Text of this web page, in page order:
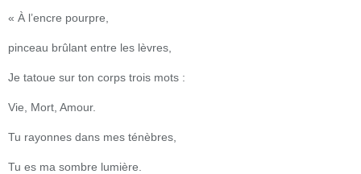
« À l’encre pourpre,
pinceau brûlant entre les lèvres,
Je tatoue sur ton corps trois mots :
Vie, Mort, Amour.
Tu rayonnes dans mes ténèbres,
Tu es ma sombre lumière.